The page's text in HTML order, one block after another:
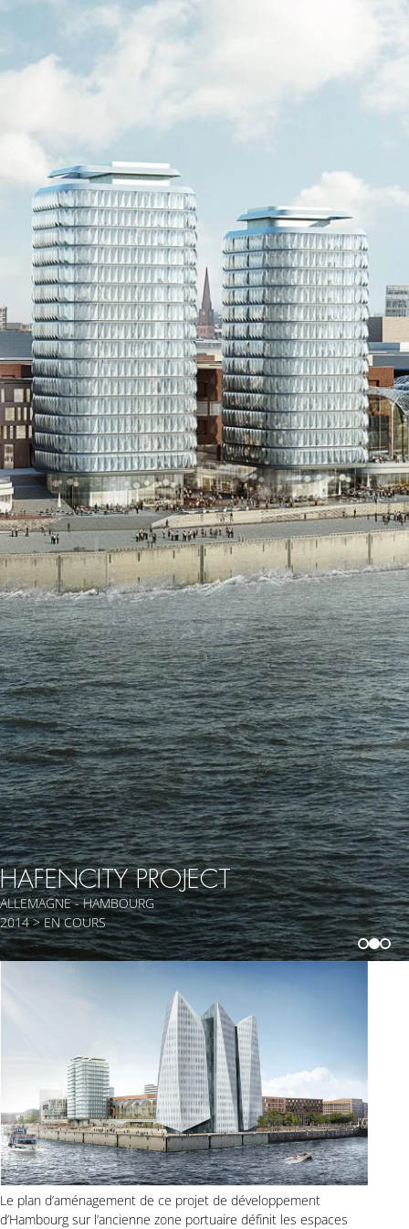
HAFENCITY PROJECT
ALLEMAGNE - HAMBOURG
2014 > EN COURS
Le plan d’aménagement de ce projet de développement
d’Hambourg sur l’ancienne zone portuaire définit les espaces